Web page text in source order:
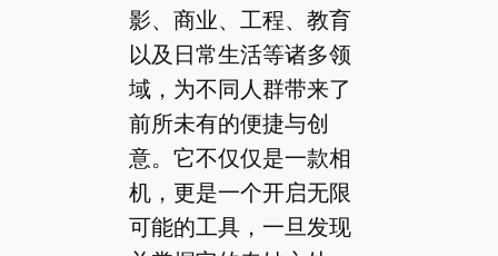
影、商业、工程、教育
以及日常生活等诸多领
域，为不同人群带来了
前所未有的便捷与创
意。它不仅仅是一款相
机，更是一个开启无限
可能的工具，一旦发现